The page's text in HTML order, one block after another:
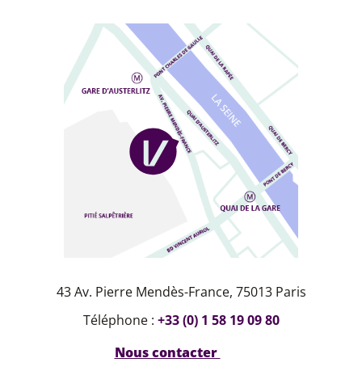
43 Av. Pierre Mendès-France, 75013 Paris
Téléphone : +33 (0) 1 58 19 09 80
Nous contacter